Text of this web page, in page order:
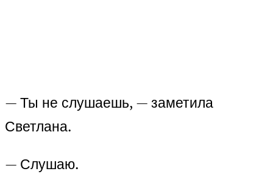
— Ты не слушаешь, — заметила
Светлана.
— Слушаю.